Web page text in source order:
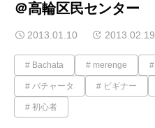
＠高輪区民センター
2013.01.10 2013.02.19
Bachata merenge
バチャータ ビギナー
初心者